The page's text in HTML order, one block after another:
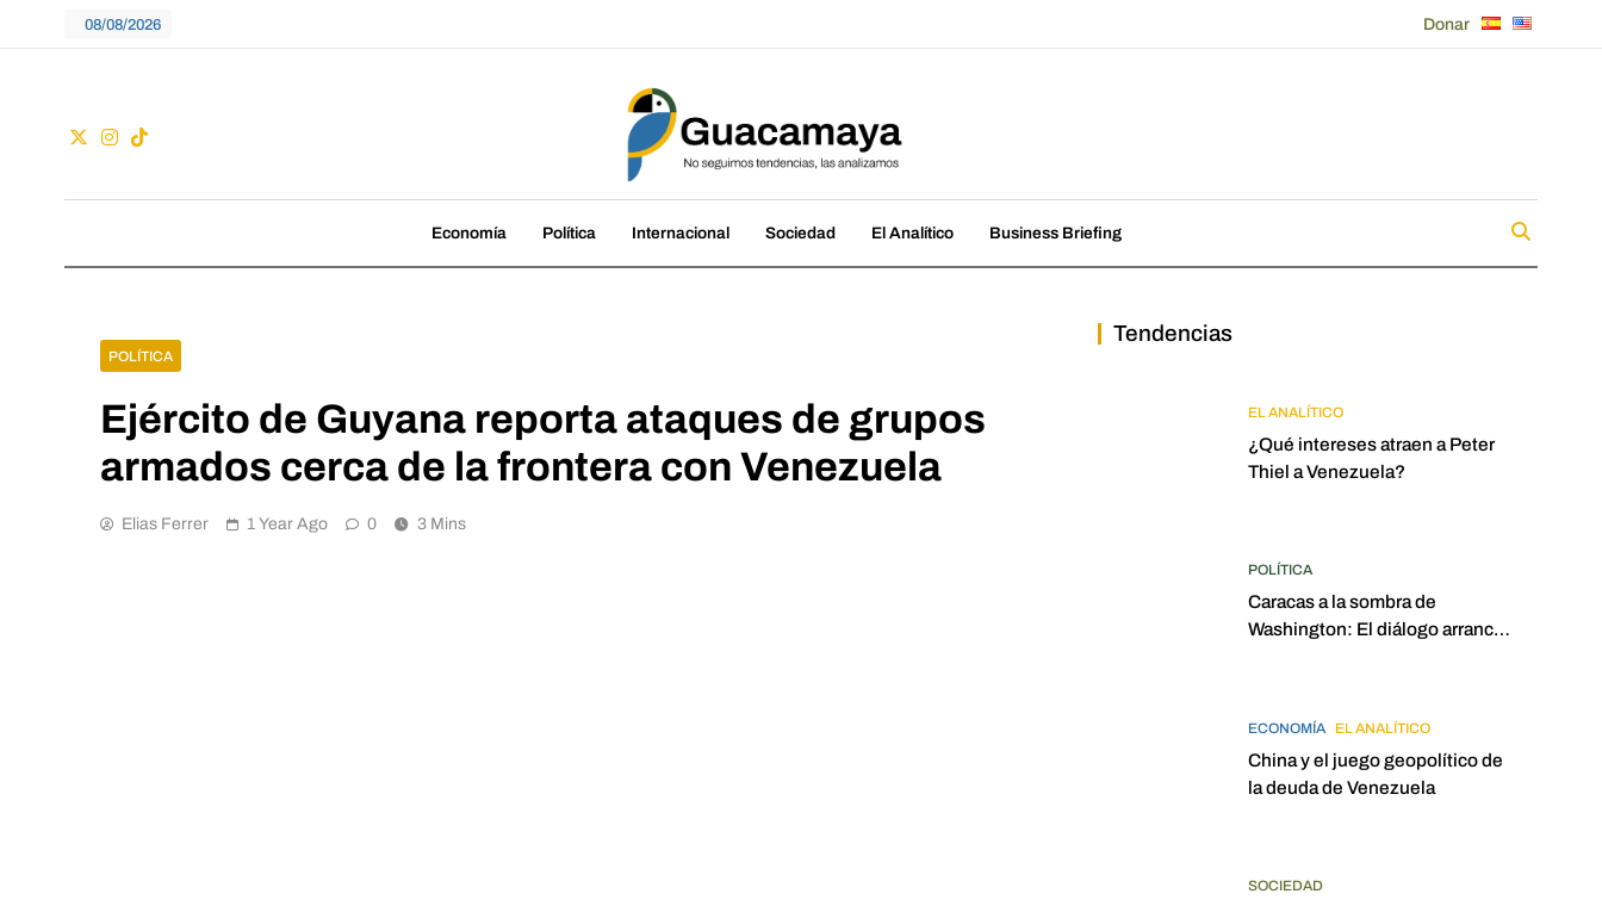
08/08/2026 Donar
Guacamaya
Economía Política Internacional Sociedad El Analítico Business Briefing
POLÍTICA
Ejército de Guyana reporta ataques de grupos
armados cerca de la frontera con Venezuela
Elias Ferrer 1 Year Ago 0 3 Mins
Tendencias
EL ANALÍTICO
¿Qué intereses atraen a Peter
Thiel a Venezuela?
POLÍTICA
Caracas a la sombra de
Washington: El diálogo arrancó
ECONOMÍA EL ANALÍTICO
China y el juego geopolítico de
la deuda de Venezuela
SOCIEDAD